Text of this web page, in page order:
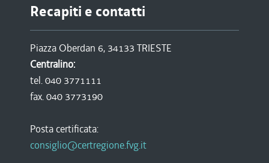
Recapiti e contatti
Piazza Oberdan 6, 34133 TRIESTE
Centralino:
tel. 040 3771111
fax. 040 3773190
Posta certificata:
consiglio@certregione.fvg.it